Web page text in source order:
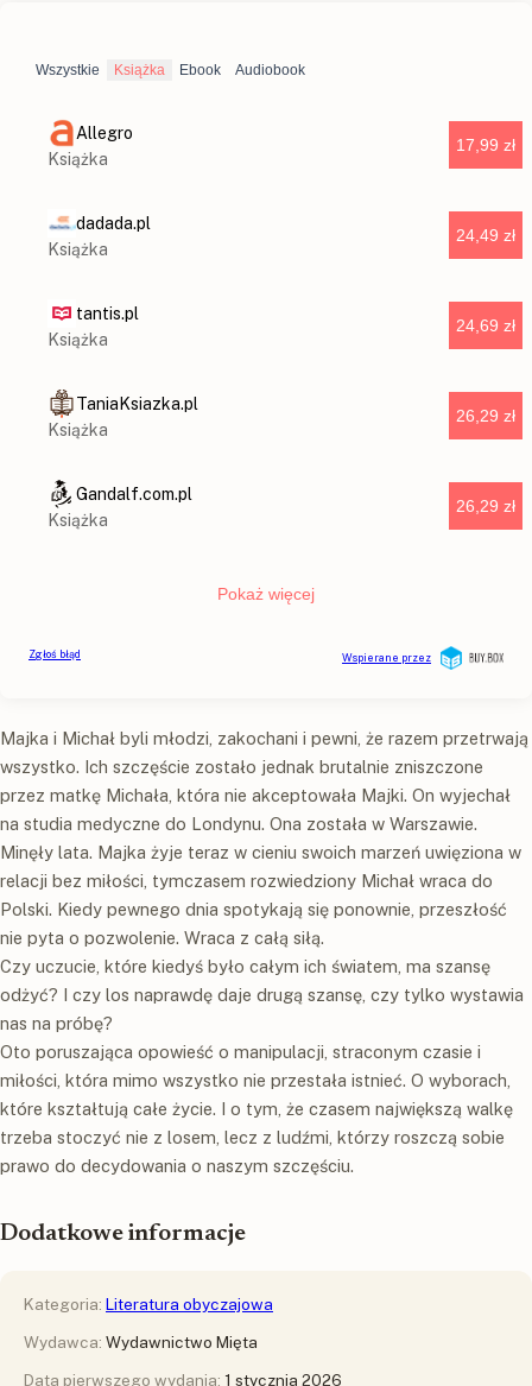
Majka i Michał byli młodzi, zakochani i pewni, że razem przetrwają
wszystko. Ich szczęście zostało jednak brutalnie zniszczone
przez matkę Michała, która nie akceptowała Majki. On wyjechał
na studia medyczne do Londynu. Ona została w Warszawie.
Minęły lata. Majka żyje teraz w cieniu swoich marzeń uwięziona w
relacji bez miłości, tymczasem rozwiedziony Michał wraca do
Polski. Kiedy pewnego dnia spotykają się ponownie, przeszłość
nie pyta o pozwolenie. Wraca z całą siłą.
Czy uczucie, które kiedyś było całym ich światem, ma szansę
odżyć? I czy los naprawdę daje drugą szansę, czy tylko wystawia
nas na próbę?
Oto poruszająca opowieść o manipulacji, straconym czasie i
miłości, która mimo wszystko nie przestała istnieć. O wyborach,
które kształtują całe życie. I o tym, że czasem największą walkę
trzeba stoczyć nie z losem, lecz z ludźmi, którzy roszczą sobie
prawo do decydowania o naszym szczęściu.
Dodatkowe informacje
Kategoria: Literatura obyczajowa
Wydawca: Wydawnictwo Mięta
Data pierwszego wydania: 1 stycznia 2026